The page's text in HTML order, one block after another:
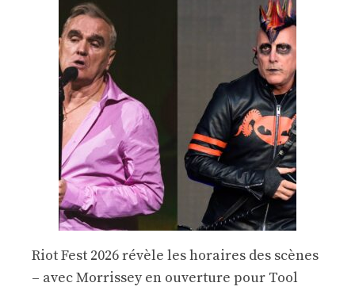
Riot Fest 2026 révèle les horaires des scènes
– avec Morrissey en ouverture pour Tool